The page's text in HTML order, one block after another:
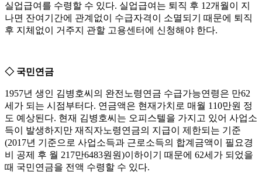
실업급여를 수령할 수 있다. 실업급여는 퇴직 후 12개월이 지
나면 잔여기간에 관계없이 수급자격이 소멸되기 때문에 퇴직
후 지체없이 거주지 관할 고용센터에 신청해야 한다.
◇ 국민연금
1957년 생인 김병호씨의 완전노령연금 수급가능연령은 만62
세가 되는 시점부터다. 연금액은 현재가치로 매월 110만원 정
도 예상된다. 현재 김병호씨는 오피스텔을 가지고 있어 사업소
득이 발생하지만 재직자노령연금의 지급이 제한되는 기준
(2017년 기준으로 사업소득과 근로소득의 합계금액이 필요경
비 공제 후 월 217만6483원원)이하이기 때문에 62세가 되었을
때 국민연금을 전액 수령할 수 있다.